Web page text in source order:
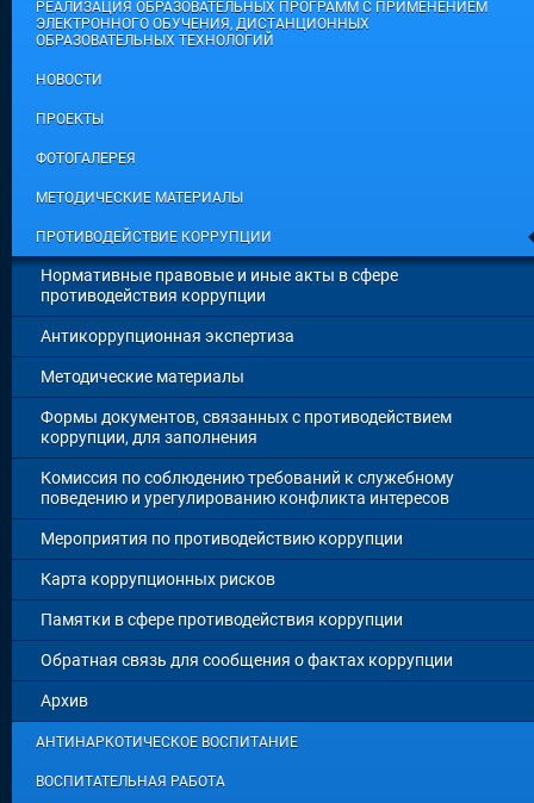
РЕАЛИЗАЦИЯ ОБРАЗОВАТЕЛЬНЫХ ПРОГРАММ С ПРИМЕНЕНИЕМ
ЭЛЕКТРОННОГО ОБУЧЕНИЯ, ДИСТАНЦИОННЫХ
ОБРАЗОВАТЕЛЬНЫХ ТЕХНОЛОГИЙ
НОВОСТИ
ПРОЕКТЫ
ФОТОГАЛЕРЕЯ
МЕТОДИЧЕСКИЕ МАТЕРИАЛЫ
ПРОТИВОДЕЙСТВИЕ КОРРУПЦИИ
Нормативные правовые и иные акты в сфере
противодействия коррупции
Антикоррупционная экспертиза
Методические материалы
Формы документов, связанных с противодействием
коррупции, для заполнения
Комиссия по соблюдению требований к служебному
поведению и урегулированию конфликта интересов
Мероприятия по противодействию коррупции
Карта коррупционных рисков
Памятки в сфере противодействия коррупции
Обратная связь для сообщения о фактах коррупции
Архив
АНТИНАРКОТИЧЕСКОЕ ВОСПИТАНИЕ
ВОСПИТАТЕЛЬНАЯ РАБОТА